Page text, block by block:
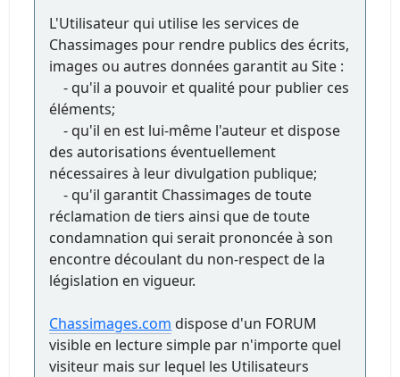
L'Utilisateur qui utilise les services de
Chassimages pour rendre publics des écrits,
images ou autres données garantit au Site :
- qu'il a pouvoir et qualité pour publier ces
éléments;
- qu'il en est lui-même l'auteur et dispose
des autorisations éventuellement
nécessaires à leur divulgation publique;
- qu'il garantit Chassimages de toute
réclamation de tiers ainsi que de toute
condamnation qui serait prononcée à son
encontre découlant du non-respect de la
législation en vigueur.
Chassimages.com dispose d'un FORUM
visible en lecture simple par n'importe quel
visiteur mais sur lequel les Utilisateurs